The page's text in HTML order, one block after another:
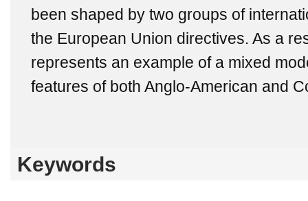
been shaped by two groups of
the European Union directives. As a
represents an example of a mixed
features of both Anglo-American and
Keywords